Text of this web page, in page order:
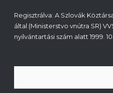
Regisztrálva: A Szlovák
által (Ministerstvo vnútra SR)
nyilvántartási szám alatt 1999.